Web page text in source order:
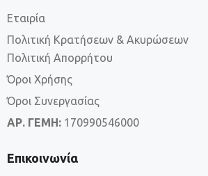
Εταιρία
Πολιτική Κρατήσεων & Ακυρώσεων
Πολιτική Απορρήτου
Όροι Χρήσης
Όροι Συνεργασίας
ΑΡ. ΓΕΜΗ: 170990546000
Επικοινωνία